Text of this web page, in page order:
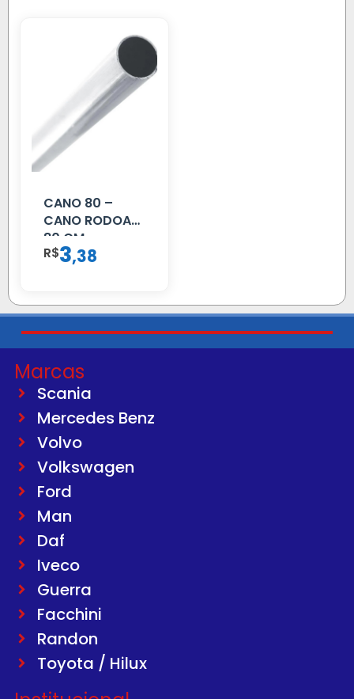
CANO 80 –
CANO RODOAR
80 CM
R$3,38
Marcas
Scania
Mercedes Benz
Volvo
Volkswagen
Ford
Man
Daf
Iveco
Guerra
Facchini
Randon
Toyota / Hilux